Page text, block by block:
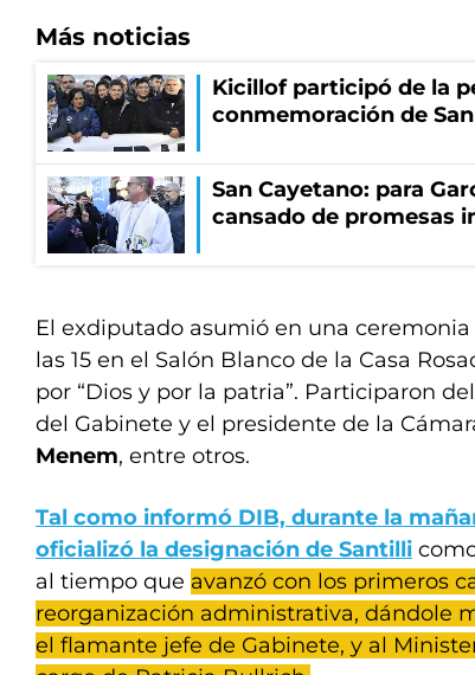
Más noticias
Kicillof participó de la
conmemoración de
San Cayetano: para
cansado de promesas
El exdiputado asumió en una
las 15 en el Salón Blanco de la Casa
por “Dios y por la patria”. Participaron
del Gabinete y el presidente de la
Menem, entre otros.
Tal como informó DIB, durante la
oficializó la designación de Santilli
al tiempo que avanzó con los primeros
reorganización administrativa, dándole
el flamante jefe de Gabinete, y al